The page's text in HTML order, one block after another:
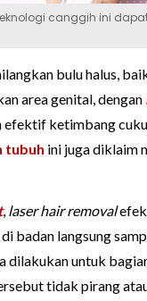
canggih ini
bulu halus,
area genital, dengan
ketimbang
tubuh ini juga diklaim
, laser hair removal
badan langsung
dilakukan untuk
tidak pirang